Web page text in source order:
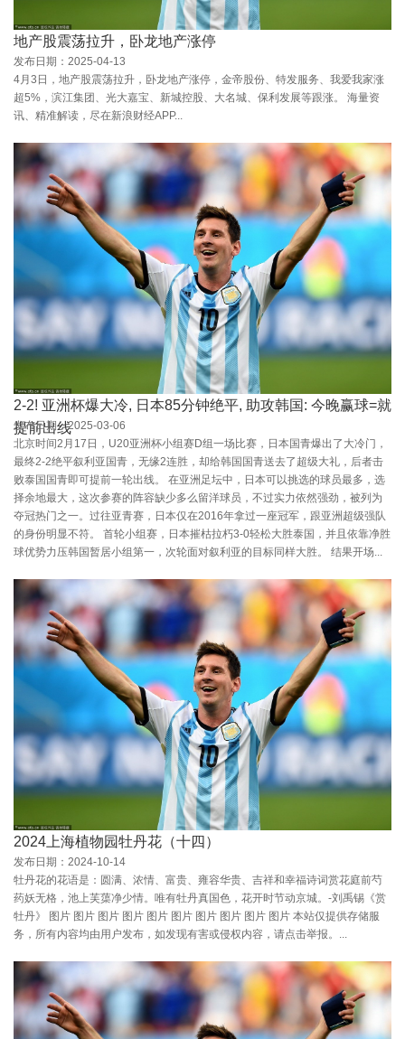
地产股震荡拉升，卧龙地产涨停
发布日期：2025-04-13
4月3日，地产股震荡拉升，卧龙地产涨停，金帝股份、特发服务、我爱我家涨
超5%，滨江集团、光大嘉宝、新城控股、大名城、保利发展等跟涨。 海量资
讯、精准解读，尽在新浪财经APP...
2-2! 亚洲杯爆大冷, 日本85分钟绝平, 助攻韩国: 今晚赢球=就
提前出线
发布日期：2025-03-06
北京时间2月17日，U20亚洲杯小组赛D组一场比赛，日本国青爆出了大冷门，
最终2-2绝平叙利亚国青，无缘2连胜，却给韩国国青送去了超级大礼，后者击
败泰国国青即可提前一轮出线。 在亚洲足坛中，日本可以挑选的球员最多，选
择余地最大，这次参赛的阵容缺少多么留洋球员，不过实力依然强劲，被列为
夺冠热门之一。过往亚青赛，日本仅在2016年拿过一座冠军，跟亚洲超级强队
的身份明显不符。 首轮小组赛，日本摧枯拉朽3-0轻松大胜泰国，并且依靠净胜
球优势力压韩国暂居小组第一，次轮面对叙利亚的目标同样大胜。 结果开场...
2024上海植物园牡丹花（十四）
发布日期：2024-10-14
牡丹花的花语是：圆满、浓情、富贵、雍容华贵、吉祥和幸福诗词赏花庭前芍
药妖无格，池上芙蕖净少情。唯有牡丹真国色，花开时节动京城。-刘禹锡《赏
牡丹》 图片 图片 图片 图片 图片 图片 图片 图片 图片 图片 本站仅提供存储服
务，所有内容均由用户发布，如发现有害或侵权内容，请点击举报。...